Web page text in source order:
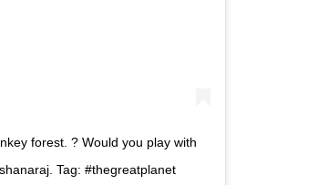
forest. ? Would you play with
Tag: #thegreatplanet